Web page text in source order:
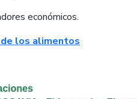
económicos.
los alimentos